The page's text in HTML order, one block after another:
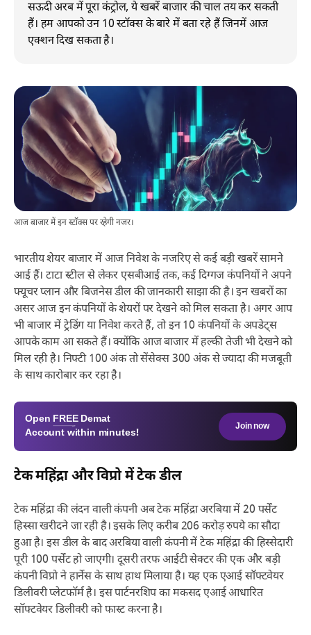
सऊदी अरब में पूरा कंट्रोल, ये खबरें बाजार की चाल तय कर सकती
हैं। हम आपको उन 10 स्टॉक्स के बारे में बता रहे हैं जिनमें आज
एक्शन दिख सकता है।
आज बाजार में इन स्टॉक्स पर रहेगी नजर।
भारतीय शेयर बाजार में आज निवेश के नजरिए से कई बड़ी खबरें सामने
आई हैं। टाटा स्टील से लेकर एसबीआई तक, कई दिग्गज कंपनियों ने अपने
फ्यूचर प्लान और बिजनेस डील की जानकारी साझा की है। इन खबरों का
असर आज इन कंपनियों के शेयरों पर देखने को मिल सकता है। अगर आप
भी बाजार में ट्रेडिंग या निवेश करते हैं, तो इन 10 कंपनियों के अपडेट्स
आपके काम आ सकते हैं। क्योंकि आज बाजार में हल्की तेजी भी देखने को
मिल रही है। निफ्टी 100 अंक तो सेंसेक्स 300 अंक से ज्यादा की मजबूती
के साथ कारोबार कर रहा है।
Open FREE Demat
Account within minutes!
Join now
टेक महिंद्रा और विप्रो में टेक डील
टेक महिंद्रा की लंदन वाली कंपनी अब टेक महिंद्रा अरबिया में 20 पर्सेंट
हिस्सा खरीदने जा रही है। इसके लिए करीब 206 करोड़ रुपये का सौदा
हुआ है। इस डील के बाद अरबिया वाली कंपनी में टेक महिंद्रा की हिस्सेदारी
पूरी 100 पर्सेंट हो जाएगी। दूसरी तरफ आईटी सेक्टर की एक और बड़ी
कंपनी विप्रो ने हार्नेस के साथ हाथ मिलाया है। यह एक एआई सॉफ्टवेयर
डिलीवरी प्लेटफॉर्म है। इस पार्टनरशिप का मकसद एआई आधारित
सॉफ्टवेयर डिलीवरी को फास्ट करना है।